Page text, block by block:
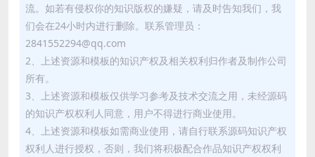
流。如若有侵权你的知识版权的嫌疑，请及时告知我们，我
们会在24小时内进行删除。联系管理员：
2841552294@qq.com
2、上述资源和模板的知识产权及相关权利归作者及制作公司
所有。
3、上述资源和模板仅供学习参考及技术交流之用，未经源码
的知识产权权利人同意，用户不得进行商业使用。
4、上述资源和模板如需商业使用，请自行联系源码知识产权
权利人进行授权，否则，我们将积极配合作品知识产权权利